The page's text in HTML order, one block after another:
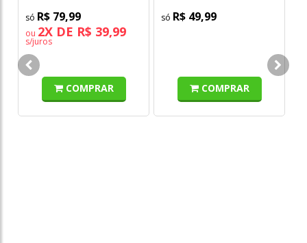
R$ 79,99
ou 2X DE R$ 39,99
s/juros
COMPRAR
R$ 49,99
COMPRAR